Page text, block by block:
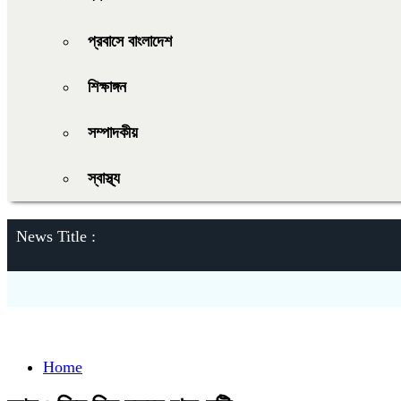
প্রবাসে বাংলাদেশ
শিক্ষাঙ্গন
সম্পাদকীয়
স্বাস্থ্য
News Title :
Home